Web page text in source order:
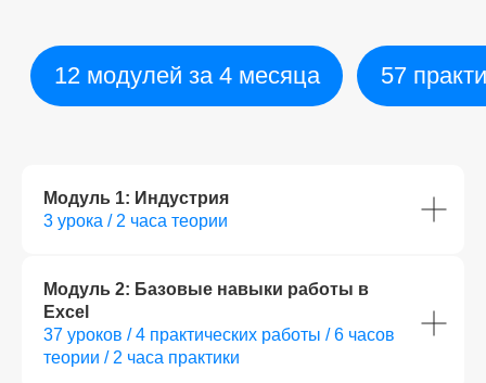
Модуль 1: Индустрия
3 урока / 2 часа теории
Модуль 2: Базовые навыки работы в
Excel
37 уроков / 4 практических работы / 6 часов
теории / 2 часа практики